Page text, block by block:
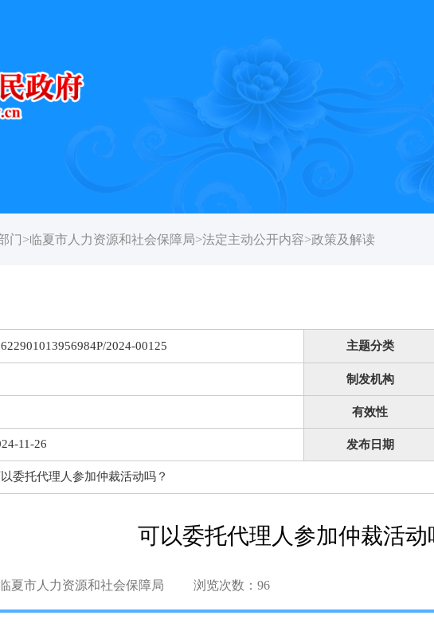
门>临夏市人力资源和社会保障局>法定主动公开内容>政策及解读
2024-00125 主题分类
制发机构
有效性
11-26 发布日期
委托代理人参加仲裁活动吗？
可以委托代理人参加仲裁活动
夏市人力资源和社会保障局 浏览次数： 96